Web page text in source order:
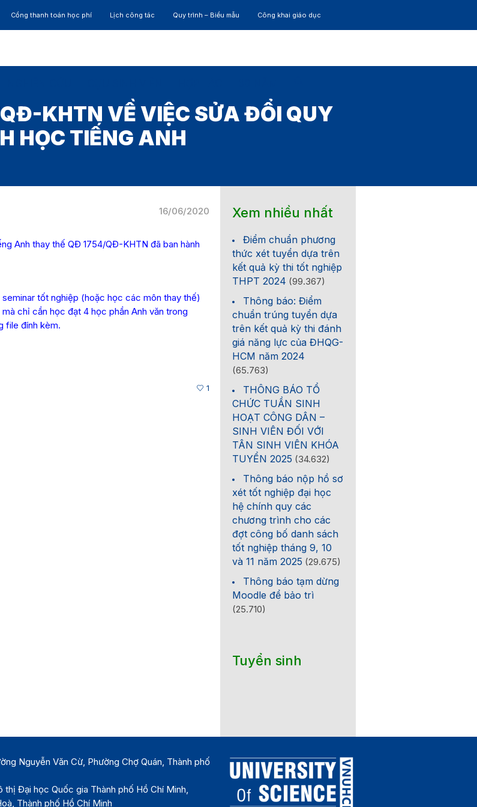
Cổng thanh toán học phí Lịch công tác Quy trình – Biểu mẫu Công khai giáo dục
KHTN VỀ VIỆC SỬA ĐỔI QUY
HỌC TIẾNG ANH
16/06/2020
Anh thay thế QĐ 1754/QĐ-KHTN đã ban hành
tốt nghiệp (hoặc học các môn thay thế)
chỉ cần học đạt 4 học phần Anh văn trong
file đính kèm.
1
Xem nhiều nhất
Điểm chuẩn phương
thức xét tuyển dựa trên
kết quả kỳ thi tốt nghiệp
THPT 2024 (99.367)
Thông báo: Điểm
chuẩn trúng tuyển dựa
trên kết quả kỳ thi đánh
giá năng lực của ĐHQG-
HCM năm 2024
(65.763)
THÔNG BÁO TỔ
CHỨC TUẦN SINH
HOẠT CÔNG DÂN –
SINH VIÊN ĐỐI VỚI
TÂN SINH VIÊN KHÓA
TUYỂN 2025 (34.632)
Thông báo nộp hồ sơ
xét tốt nghiệp đại học
hệ chính quy các
chương trình cho các
đợt công bố danh sách
tốt nghiệp tháng 9, 10
và 11 năm 2025 (29.675)
Thông báo tạm dừng
Moodle để bảo trì
(25.710)
Tuyển sinh
Nguyễn Văn Cừ, Phường Chợ Quán, Thành phố
thị Đại học Quốc gia Thành phố Hồ Chí Minh,
Thành phố Hồ Chí Minh